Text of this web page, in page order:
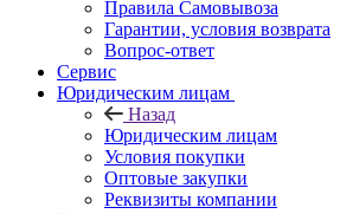
Правила Самовывоза
Гарантии, условия возврата
Вопрос-ответ
Сервис
Юридическим лицам
Назад
Юридическим лицам
Условия покупки
Оптовые закупки
Реквизиты компании